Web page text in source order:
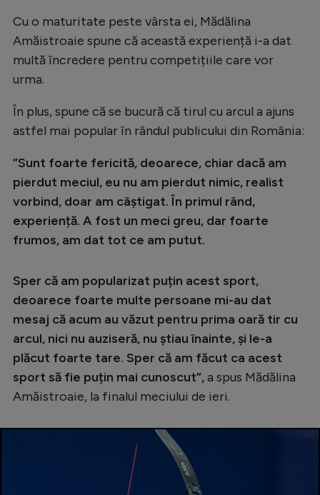
Cu o maturitate peste vârsta ei, Mădălina
Amăistroaie spune că această experiență i-a dat
multă încredere pentru competițiile care vor
urma.
În plus, spune că se bucură că tirul cu arcul a ajuns
astfel mai popular în rândul publicului din România:
”Sunt foarte fericită, deoarece, chiar dacă am
pierdut meciul, eu nu am pierdut nimic, realist
vorbind, doar am câștigat. În primul rând,
experiență. A fost un meci greu, dar foarte
frumos, am dat tot ce am putut.
Sper că am popularizat puțin acest sport,
deoarece foarte multe persoane mi-au dat
mesaj că acum au văzut pentru prima oară tir cu
arcul, nici nu auziseră, nu știau înainte, și le-a
plăcut foarte tare. Sper că am făcut ca acest
sport să fie puțin mai cunoscut”,a spus Mădălina
Amăistroaie, la finalul meciului de ieri.